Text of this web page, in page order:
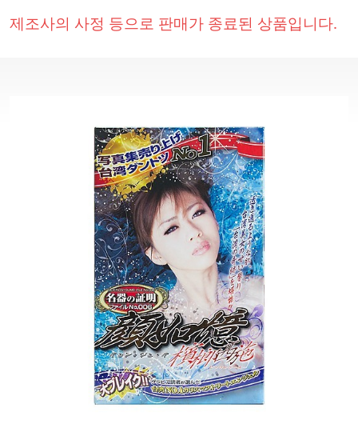
제조사의 사정 등으로 판매가 종료된 상품입니다.